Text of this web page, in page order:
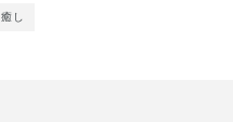
癒し